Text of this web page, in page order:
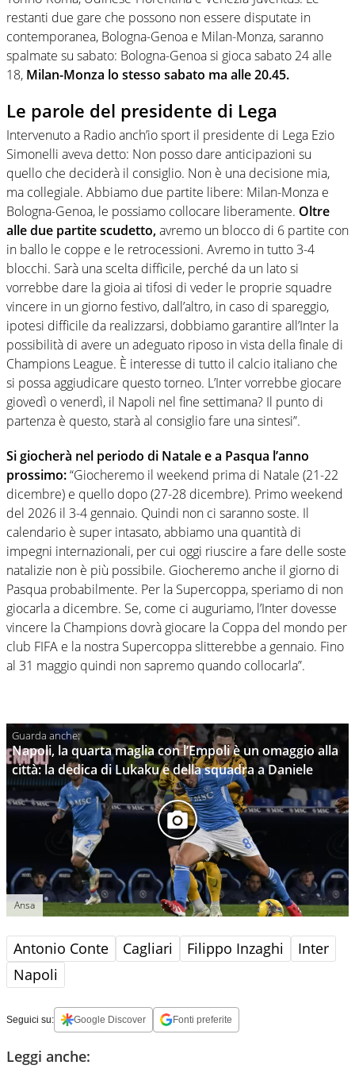
restanti due gare che possono non essere disputate in
contemporanea, Bologna-Genoa e Milan-Monza, saranno
spalmate su sabato: Bologna-Genoa si gioca sabato 24 alle
18, Milan-Monza lo stesso sabato ma alle 20.45.
Le parole del presidente di Lega
Intervenuto a Radio anch’io sport il presidente di Lega Ezio
Simonelli aveva detto: Non posso dare anticipazioni su
quello che deciderà il consiglio. Non è una decisione mia,
ma collegiale. Abbiamo due partite libere: Milan-Monza e
Bologna-Genoa, le possiamo collocare liberamente. Oltre
alle due partite scudetto,avremo un blocco di 6 partite con
in ballo le coppe e le retrocessioni. Avremo in tutto 3-4
blocchi. Sarà una scelta difficile, perché da un lato si
vorrebbe dare la gioia ai tifosi di veder le proprie squadre
vincere in un giorno festivo, dall’altro, in caso di spareggio,
ipotesi difficile da realizzarsi, dobbiamo garantire all’Inter la
possibilità di avere un adeguato riposo in vista della finale di
Champions League. È interesse di tutto il calcio italiano che
si possa aggiudicare questo torneo. L’Inter vorrebbe giocare
giovedì o venerdì, il Napoli nel fine settimana? Il punto di
partenza è questo, starà al consiglio fare una sintesi”.
Si giocherà nel periodo di Natale e a Pasqua l’anno
prossimo:“Giocheremo il weekend prima di Natale (21-22
dicembre) e quello dopo (27-28 dicembre). Primo weekend
del 2026 il 3-4 gennaio. Quindi non ci saranno soste. Il
calendario è super intasato, abbiamo una quantità di
impegni internazionali, per cui oggi riuscire a fare delle soste
natalizie non è più possibile. Giocheremo anche il giorno di
Pasqua probabilmente. Per la Supercoppa, speriamo di non
giocarla a dicembre. Se, come ci auguriamo, l’Inter dovesse
vincere la Champions dovrà giocare la Coppa del mondo per
club FIFA e la nostra Supercoppa slitterebbe a gennaio. Fino
al 31 maggio quindi non sapremo quando collocarla”.
Napoli, la quarta maglia con l’Empoli è un omaggio alla
città: la dedica di Lukaku e della squadra a Daniele
Ansa
Antonio Conte Cagliari Filippo Inzaghi
Inter
Napoli
Seguici su: Google Discover Fonti preferite
Leggi anche: